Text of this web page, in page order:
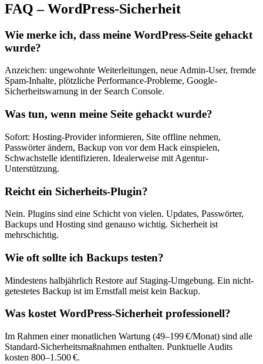
FAQ – WordPress-Sicherheit
Wie merke ich, dass meine WordPress-Seite gehackt
wurde?
Anzeichen: ungewohnte Weiterleitungen, neue Admin-User, fremde
Spam-Inhalte, plötzliche Performance-Probleme, Google-
Sicherheitswarnung in der Search Console.
Was tun, wenn meine Seite gehackt wurde?
Sofort: Hosting-Provider informieren, Site offline nehmen,
Passwörter ändern, Backup von vor dem Hack einspielen,
Schwachstelle identifizieren. Idealerweise mit Agentur-
Unterstützung.
Reicht ein Sicherheits-Plugin?
Nein. Plugins sind eine Schicht von vielen. Updates, Passwörter,
Backups und Hosting sind genauso wichtig. Sicherheit ist
mehrschichtig.
Wie oft sollte ich Backups testen?
Mindestens halbjährlich Restore auf Staging-Umgebung. Ein nicht-
getestetes Backup ist im Ernstfall meist kein Backup.
Was kostet WordPress-Sicherheit professionell?
Im Rahmen einer monatlichen Wartung (49–199 €/Monat) sind alle
Standard-Sicherheitsmaßnahmen enthalten. Punktuelle Audits
kosten 800–1.500 €.